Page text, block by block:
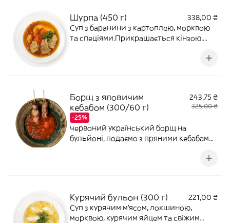
Шурпа (450 г)
338,00 ₴
Суп з баранини з картоплею, морквою
та спеціями.Прикрашається кінзою.
Борщ з яловичим
кебабом (300/60 г)
-25%
243,75 ₴
325,00 ₴
червоний український борщ на
бульйоні, подаємо з пряними кебабами
Курячий бульон (300 г)
221,00 ₴
Суп з курячим м'ясом, локшиною,
морквою, курячим яйцем та свіжим